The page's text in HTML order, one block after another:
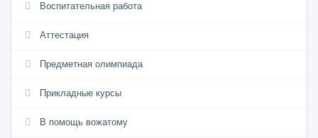
Воспитательная работа
Аттестация
Предметная олимпиада
Прикладные курсы
В помощь вожатому